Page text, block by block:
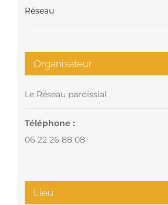
Réseau
Organisateur
Le Réseau paroissial
Téléphone :
06 22 26 88 08
Lieu